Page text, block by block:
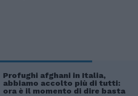
Profughi afghani in Italia,
abbiamo accolto più di tutti:
ora è il momento di dire basta